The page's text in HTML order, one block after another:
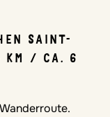
SAINT-
KM / CA. 6